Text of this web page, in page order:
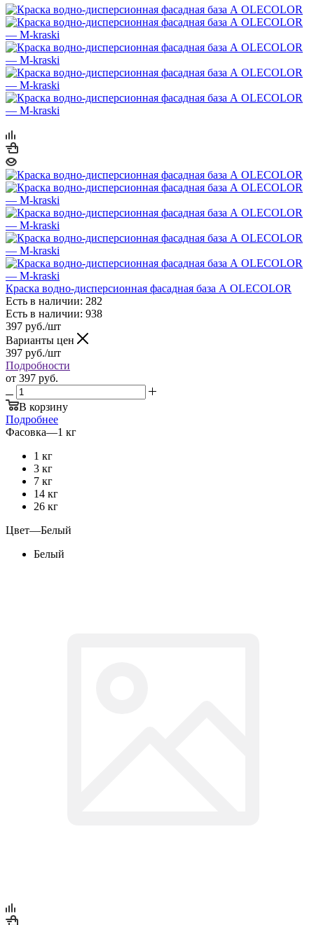
Краска водно-дисперсионная фасадная база А OLECOLOR
Есть в наличии: 282
Есть в наличии: 938
397 руб./шт
Варианты цен
397 руб./шт
Подробности
от 397 руб.
В корзину
Подробнее
Фасовка—1 кг
1 кг
3 кг
7 кг
14 кг
26 кг
Цвет—Белый
Белый